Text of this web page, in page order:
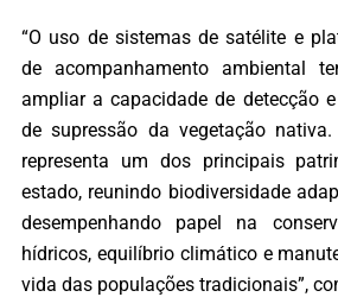
“O uso de sistemas de satélite e
de acompanhamento ambiental
ampliar a capacidade de detecção
de supressão da vegetação
representa um dos principais
estado, reunindo biodiversidade
desempenhando papel na
hídricos, equilíbrio climático e
vida das populações tradicionais”,